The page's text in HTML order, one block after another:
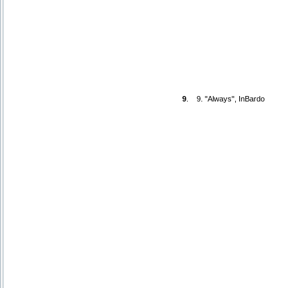
9 9. "Always", InBardo